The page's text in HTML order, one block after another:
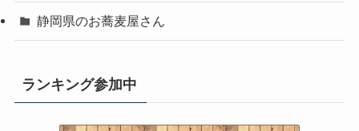
静岡県のお蕎麦屋さん
ランキング参加中